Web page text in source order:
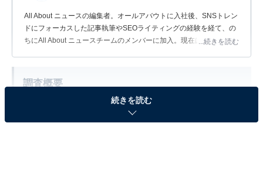
All About ニュースの編集者。オールアバウトに入社後、SNSトレン
ドにフォーカスした記事執筆やSEOライティングの経験を経て、の
ちにAll About ニュースチームのメンバーに加入。現在は旅行・カル
...続きを読む
調査概要
調査期間：2026年4月30日
調査方法：インターネット調査
続きを読む